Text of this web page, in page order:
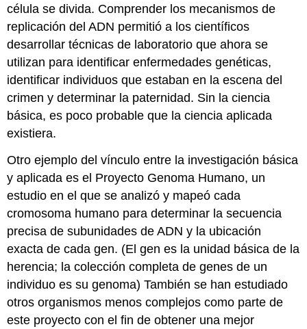
célula se divida. Comprender los mecanismos de
replicación del ADN permitió a los científicos
desarrollar técnicas de laboratorio que ahora se
utilizan para identificar enfermedades genéticas,
identificar individuos que estaban en la escena del
crimen y determinar la paternidad. Sin la ciencia
básica, es poco probable que la ciencia aplicada
existiera.
Otro ejemplo del vínculo entre la investigación básica
y aplicada es el Proyecto Genoma Humano, un
estudio en el que se analizó y mapeó cada
cromosoma humano para determinar la secuencia
precisa de subunidades de ADN y la ubicación
exacta de cada gen. (El gen es la unidad básica de la
herencia; la colección completa de genes de un
individuo es su genoma) También se han estudiado
otros organismos menos complejos como parte de
este proyecto con el fin de obtener una mejor